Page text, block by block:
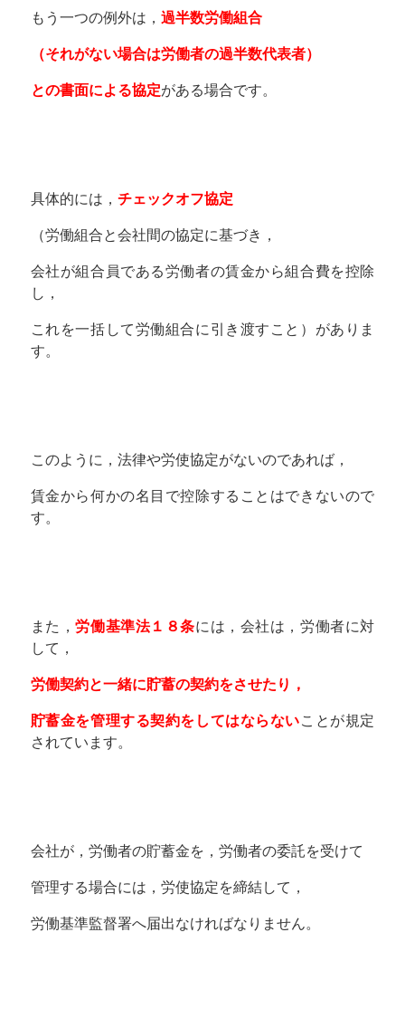
もう一つの例外は， 過半数労働組合
（それがない場合は労働者の過半数代表者）
との書面による協定がある場合です。
具体的には， チェックオフ協定
（労働組合と会社間の協定に基づき，
会社が組合員である労働者の賃金から組合費を控除
し，
これを一括して労働組合に引き渡すこと）がありま
す。
このように，法律や労使協定がないのであれば，
賃金から何かの名目で控除することはできないので
す。
また，労働基準法１８条には，会社は，労働者に対
して，
労働契約と一緒に貯蓄の契約をさせたり，
貯蓄金を管理する契約をしてはならないことが規定
されています。
会社が，労働者の貯蓄金を，労働者の委託を受けて
管理する場合には，労使協定を締結して，
労働基準監督署へ届出なければなりません。